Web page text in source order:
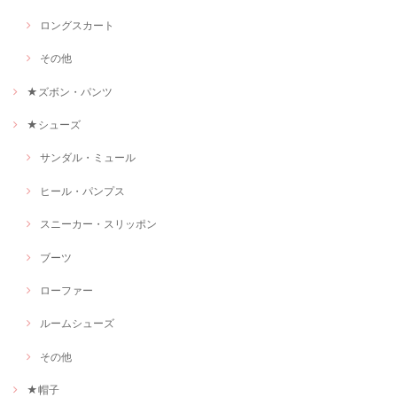
ロングスカート
その他
★ズボン・パンツ
★シューズ
サンダル・ミュール
ヒール・パンプス
スニーカー・スリッポン
ブーツ
ローファー
ルームシューズ
その他
★帽子